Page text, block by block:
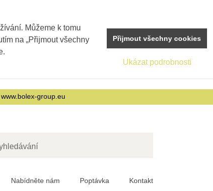
Nabídněte nám Poptávka Kontakt
www.bolex-group.eu
Můžeme k tomu
na „Přijmout všechny
Ukázat podrobnosti
Přijmout všechny cookies